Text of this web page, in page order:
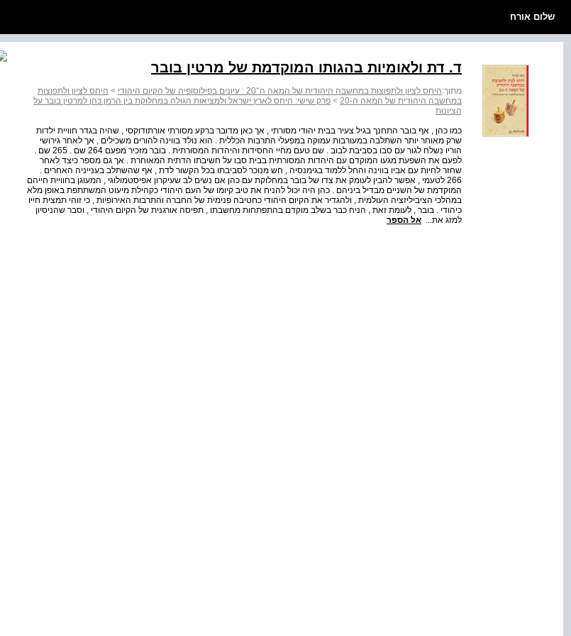
שלום אורח
ד. דת ולאומיות בהגותו המוקדמת של מרטין בובר
מתוך:היחס לציון ולתפוצות במחשבה היהודית של המאה ה־20 : עיונים בפילוסופיה של הקיום היהודי > היחס לציון ולתפוצות
במחשבה היהודית של המאה ה-20
> פרק שישי: היחס לארץ ישראל ולמציאות הגולה במחלוקת בין הרמן כהן למרטין בובר על
הציונות
כמו כהן , אף בובר התחנך בגיל צעיר בבית יהודי מסורתי , אך כאן מדובר ברקע מסורתי אורתודוקסי , שהיה בגדר חוויית ילדות
שרק מאוחר יותר השתלבה במעורבות עמוקה במפעלי התרבות הכללית . הוא נולד בווינה להורים משכילים , אך לאחר גירושי
הוריו נשלח לגור עם סבו בסביבת לבוב . שם טעם מחיי החסידות והיהדות המסורתית . בובר מזכיר מפעם 264 שם . 265 שם .
לפעם את השפעת מגעו המוקדם עם היהדות המסורתית בבית סבו על חשיבתו הדתית המאוחרת . אך גם מספר כיצד לאחר
שחזר לחיות עם אביו בווינה והחל ללמוד בגימנסיה , חש מנוכר לסביבתו בכל הקשור לדת , אף שהשתלב בענייניה האחרים .
266 לטעמי , אפשר להבין לעומק את צדו של בובר במחלוקת עם כהן אם נשים לב שעיקרון אפיסטמולוגי , המעוגן בחוויית חייהם
המוקדמת של השניים מבדיל ביניהם . כהן היה יכול להניח את טיב קיומו של העם היהודי כקהילת מיעוט המשתתפת באופן מלא
במהלכי הציביליזציה העולמית , ולהגדיר את הקיום היהודי כחטיבה פנימית של החברה והתרבות האירופיות , כי זוהי תמצית חייו
כיהודי . בובר , לעומת זאת , הניח כבר בשלב מוקדם בהתפתחות מחשבתו , תפיסה אורגנית של הקיום היהודי , וסבר שהניסיון
למזג את... אל הספר